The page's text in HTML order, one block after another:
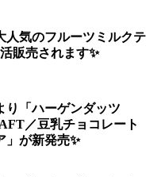
人気のフルーツミルクテ
販売されます✨
り「ハーゲンダッツ
／豆乳チョコレート
」が新発売✨